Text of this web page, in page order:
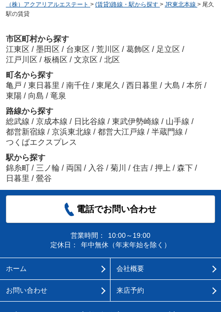
（株）アクアリアルエステート > (賃貸)路線・駅から探す > JR東北本線 > 尾久
駅の賃貸
市区町村から探す
江東区 / 墨田区 / 台東区 / 荒川区 / 葛飾区 / 足立区 /
江戸川区 / 板橋区 / 文京区 / 北区
町名から探す
亀戸 / 東日暮里 / 南千住 / 東尾久 / 西日暮里 / 大島 / 本所 /
東陽 / 向島 / 竜泉
路線から探す
総武線 / 京成本線 / 日比谷線 / 東武伊勢崎線 / 山手線 /
都営新宿線 / 京浜東北線 / 都営大江戸線 / 半蔵門線 /
つくばエクスプレス
駅から探す
錦糸町 / 三ノ輪 / 両国 / 入谷 / 菊川 / 住吉 / 押上 / 森下 /
日暮里 / 鶯谷
電話でお問い合わせ
営業時間：
10:00～19:00
定休日：
年中無休（年末年始を除く）
ホーム 会社概要
お問い合わせ 来店予約